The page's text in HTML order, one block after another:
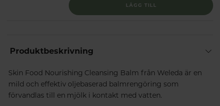
LÄGG TILL
Produktbeskrivning
Skin Food Nourishing Cleansing Balm från Weleda är en
mild och effektiv oljebaserad balmrengöring som
förvandlas till en mjölk i kontakt med vatten.